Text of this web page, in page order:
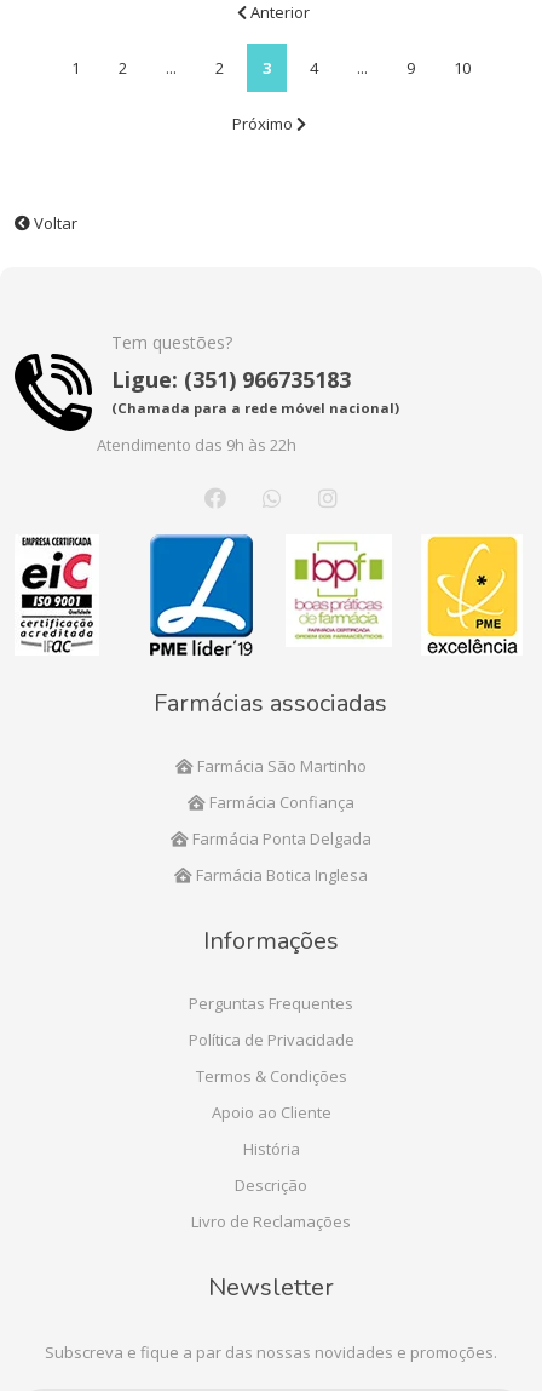
Anterior
1 2 ... 2 3 4 ... 9 10
Próximo
Voltar
Tem questões?
Ligue: (351) 966735183
(Chamada para a rede móvel nacional)
Atendimento das 9h às 22h
Farmácias associadas
Farmácia São Martinho
Farmácia Confiança
Farmácia Ponta Delgada
Farmácia Botica Inglesa
Informações
Perguntas Frequentes
Política de Privacidade
Termos & Condições
Apoio ao Cliente
História
Descrição
Livro de Reclamações
Newsletter
Subscreva e fique a par das nossas novidades e promoções.